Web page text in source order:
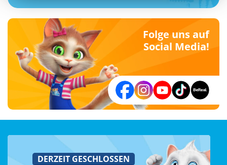
Folge uns auf
Social Media!
DERZEIT GESCHLOSSEN